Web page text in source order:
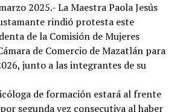
2025.- La Maestra Paola Jesús
rindió protesta este
de la Comisión de Mujeres
de Comercio de Mazatlán para
junto a las integrantes de su
de formación estará al frente
segunda vez consecutiva al haber